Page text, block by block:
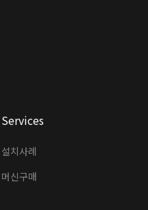
Services
설치사례
머신구매